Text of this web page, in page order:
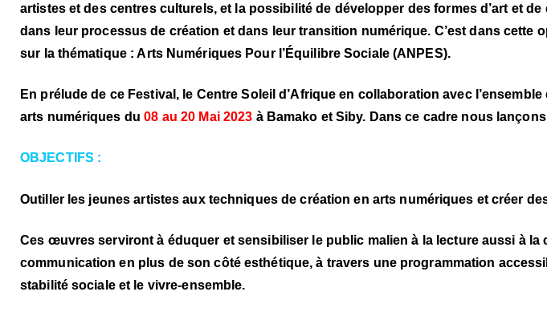
artistes et des centres culturels, et la possibilité de développer des formes d’art et
dans leur processus de création et dans leur transition numérique. C’est dans
sur la thématique : Arts Numériques Pour l’Équilibre Sociale (ANPES).
En prélude de ce Festival, le Centre Soleil d’Afrique en collaboration avec
arts numériques du08 au 20 Mai 2023 à Bamako et Siby. Dans ce cadre nous
OBJECTIFS :
Outiller les jeunes artistes aux techniques de création en arts numériques et créer
Ces œuvres serviront à éduquer et sensibiliser le public malien à la lecture aussi à
communication en plus de son côté esthétique, à travers une programmation
stabilité sociale et le vivre-ensemble.